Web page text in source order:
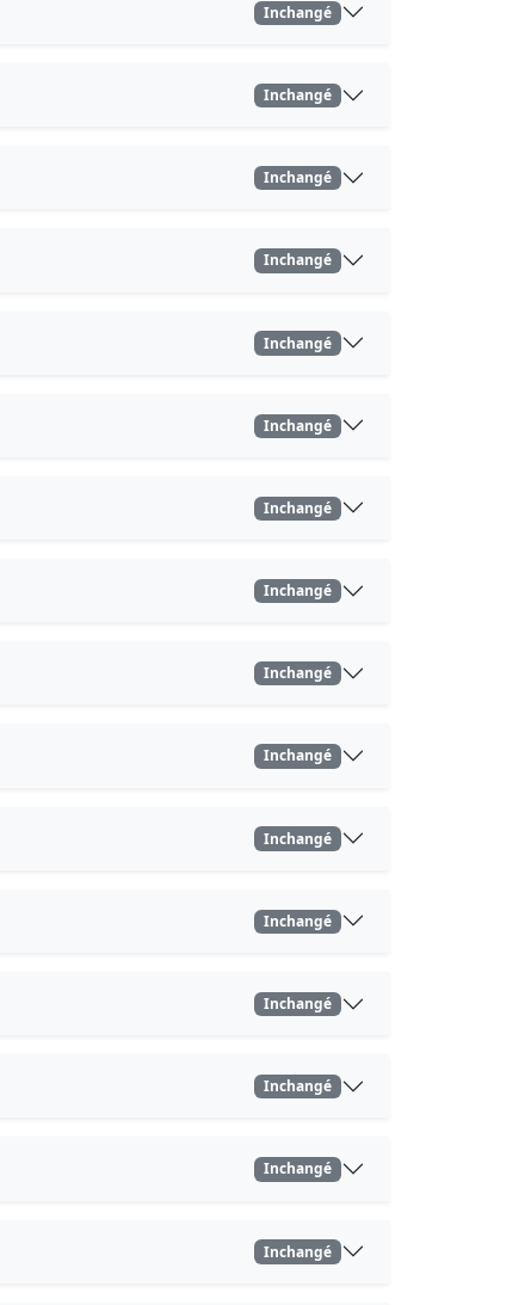
Inchangé
Inchangé
Inchangé
Inchangé
Inchangé
Inchangé
Inchangé
Inchangé
Inchangé
Inchangé
Inchangé
Inchangé
Inchangé
Inchangé
Inchangé
Inchangé